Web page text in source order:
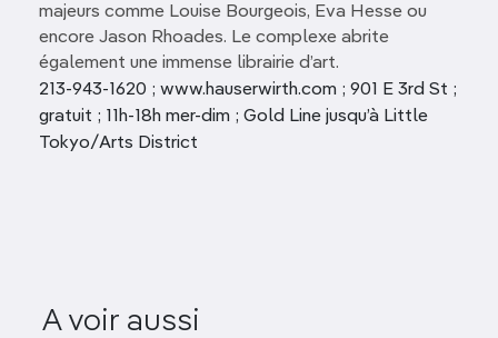
majeurs comme Louise Bourgeois, Eva Hesse ou
encore Jason Rhoades. Le complexe abrite
également une immense librairie d’art.
213-943-1620 ; www.hauserwirth.com ; 901 E 3rd St ;
gratuit ; 11h-18h mer-dim ; Gold Line jusqu’à Little
Tokyo/Arts District
A voir aussi
Regen Projects